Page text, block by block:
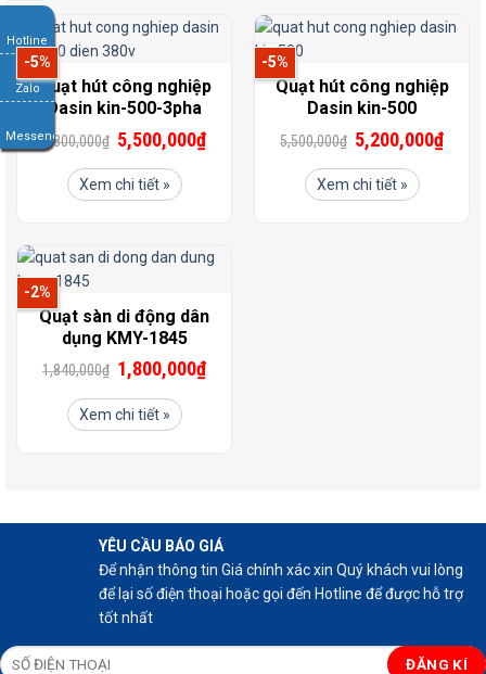
-5%
Quạt hút công nghiệp
Dasin kin-500-3pha
5,800,000₫ 5,500,000₫
Xem chi tiết »
-5%
Quạt hút công nghiệp
Dasin kin-500
5,500,000₫ 5,200,000₫
Xem chi tiết »
-2%
Quạt sàn di động dân
dụng KMY-1845
1,840,000₫ 1,800,000₫
Xem chi tiết »
YÊU CẦU BÁO GIÁ
Để nhận thông tin Giá chính xác xin Quý khách vui lòng
để lại số điện thoại hoặc gọi đến Hotline để được hỗ trợ
tốt nhất
Hotline
Zalo
Messenger